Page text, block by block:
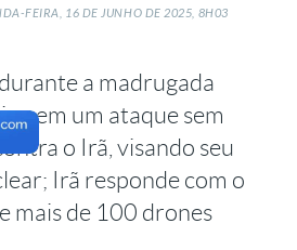
FEIRA, 16 DEJUNHO DE2025, 8H03
a madrugada
em um ataque sem
o Irã, visando seu
Irã responde com o
mais de 100 drones